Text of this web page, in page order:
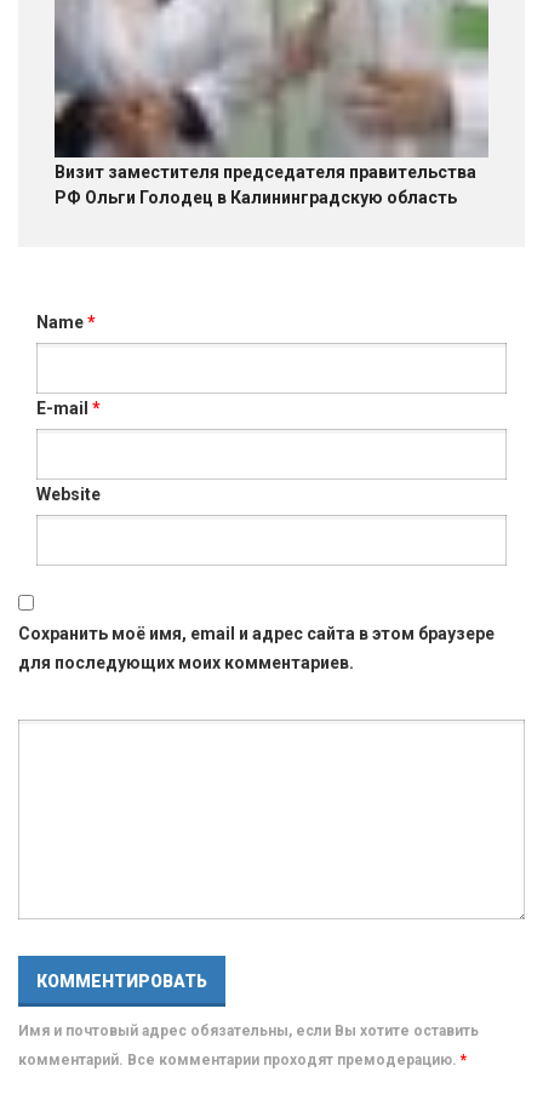
Визит заместителя председателя правительства
РФ Ольги Голодец в Калининградскую область
Name*
E-mail *
Website
Сохранить моё имя, email и адрес сайта в этом браузере
для последующих моих комментариев.
Имя и почтовый адрес обязательны, если Вы хотите оставить
комментарий. Все комментарии проходят премодерацию. *